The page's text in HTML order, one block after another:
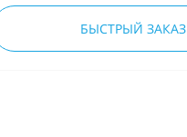
БЫСТРЫЙ ЗАКАЗ